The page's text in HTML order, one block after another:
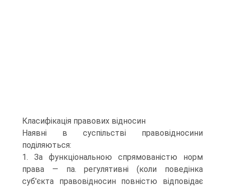
Класифікація правових відносин
Наявні в суспільстві правовідносини
поділяються:
1. За функціональною спрямованістю норм
права — па. регулятивні (коли поведінка
суб'єкта правовідносин повністю відповідає